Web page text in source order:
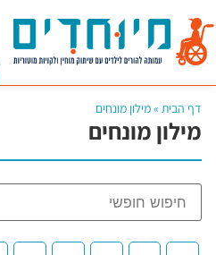
דף הבית »מילון מונחים
מילון מונחים